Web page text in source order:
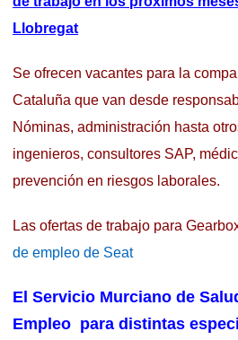
Llobregat
Se ofrecen vacantes para la
Cataluña que van desde
Nóminas, administración hasta
ingenieros, consultores SAP,
prevención en riesgos laborales.
Las ofertas de trabajo para
de empleo de Seat
El Servicio Murciano de
Empleo para distintas